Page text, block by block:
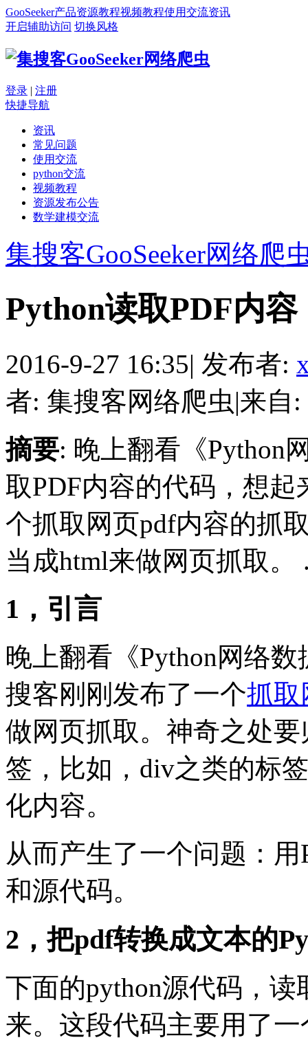
GooSeeker产品资源教程视频教程使用交流资讯
开启辅助访问 切换风格
登录 | 注册
快捷导航
资讯
常见问题
使用交流
python交流
视频教程
资源发布公告
数学建模交流
集搜客GooSeeker网络爬
Python读取PDF内容
2016-9-27 16:35| 发布者:
者: 集搜客网络爬虫|来自
摘要: 晚上翻看《Python
取PDF内容的代码，想
个抓取网页pdf内容的抓
当成html来做网页抓取。
1，引言
晚上翻看《Python网络
搜客刚刚发布了一个抓取
做网页抓取。神奇之处
签，比如，div之类的标
化内容。
从而产生了一个问题：
和源代码。
2，把pdf转换成文本的
下面的python源代码，
来。这段代码主要用了